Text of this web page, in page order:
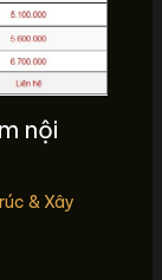
nội
& Xây